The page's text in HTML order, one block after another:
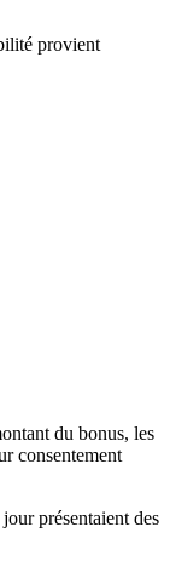
provient
du bonus, les
consentement
présentaient des